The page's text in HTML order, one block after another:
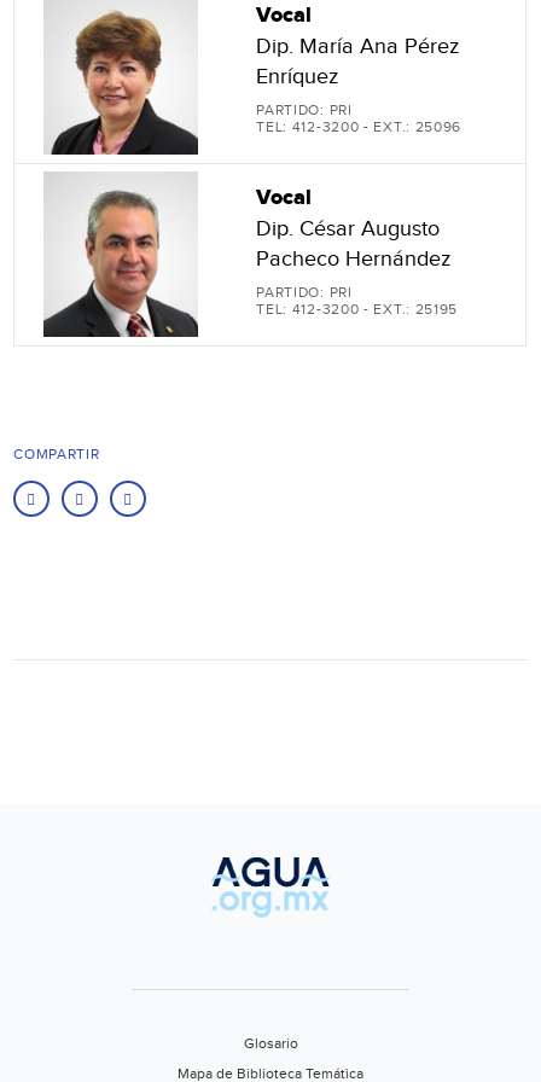
Vocal
Dip. María Ana Pérez
Enríquez
PARTIDO: PRI
TEL: 412-3200 - EXT.: 25096
Vocal
Dip. César Augusto
Pacheco Hernández
PARTIDO: PRI
TEL: 412-3200 - EXT.: 25195
COMPARTIR
Glosario
Mapa de Biblioteca Temática